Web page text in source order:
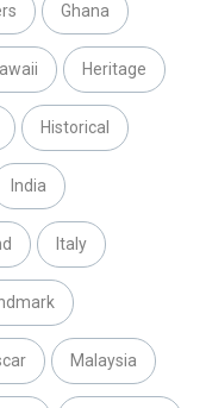
Ghana
Heritage
Historical
India
Italy
Malaysia